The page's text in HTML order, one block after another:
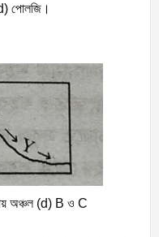
পোলজি।
অঞ্চল (d) B ও C